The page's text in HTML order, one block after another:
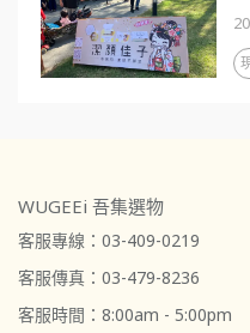
WUGEEi 吾集選物
客服專線：03-409-0219
客服傳真：03-479-8236
客服時間：8:00am - 5:00pm